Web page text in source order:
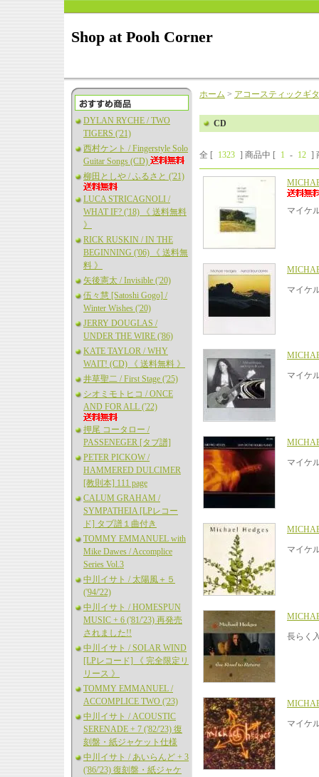
Shop at Pooh Corner
DYLAN RYCHE / TWO
TIGERS ('21)
西村ケント / Fingerstyle Solo
Guitar Songs (CD)
柳田としや / ふるさと ('21)
LUCA STRICAGNOLI /
WHAT IF? ('18) 《 送料無料
》
RICK RUSKIN / IN THE
BEGINNING ('06) 《 送料無
料 》
矢後憲太 / Invisible ('20)
伍々慧 [Satoshi Gogo] /
Winter Wishes ('20)
JERRY DOUGLAS /
UNDER THE WIRE ('86)
KATE TAYLOR / WHY
WAIT! (CD) 《 送料無料 》
井草聖二 / First Stage ('25)
シオミモトヒコ / ONCE
AND FOR ALL ('22)
押尾 コータロー /
PASSENEGER [タブ譜]
PETER PICKOW /
HAMMERED DULCIMER
[教則本] 111 page
CALUM GRAHAM /
SYMPATHEIA [LPレコー
ド] タブ譜１曲付き
TOMMY EMMANUEL with
Mike Dawes / Accomplice
Series Vol.3
中川イサト / 太陽風＋５
('94/'22)
中川イサト / HOMESPUN
MUSIC + 6 ('81/'23) 再発売
されました!!
中川イサト / SOLAR WIND
[LPレコード] 《 完全限定リ
リース 》
TOMMY EMMANUEL /
ACCOMPLICE TWO ('23)
中川イサト / ACOUSTIC
SERENADE + 7 ('82/'23) 復
刻盤・紙ジャケット仕様
中川イサト / あいらんど + 3
('86/'23) 復刻盤・紙ジャケ
ホーム > アコースティックギ
CD
全 [ 1323 ] 商品中 [ 1 - 12 ]
マイケ
マイケ
マイケ
マイケ
マイケ
長らく
マイケ